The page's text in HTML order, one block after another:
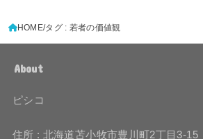
HOME タグ : 若者の価値観
About
ピシコ
住所 : 北海道苫小牧市豊川町2丁目3-15